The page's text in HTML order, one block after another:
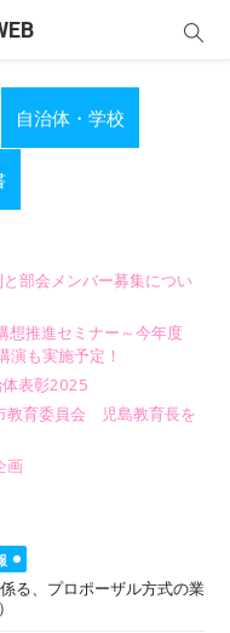
自治体・学校
部会メンバー募集につい
想推進セミナー～今年度
も実施予定！
体表彰2025
教育委員会 児島教育長を
画
る、プロポーザル方式の業